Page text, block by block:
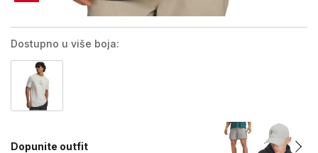
Dostupno u više boja:
Dopunite outfit